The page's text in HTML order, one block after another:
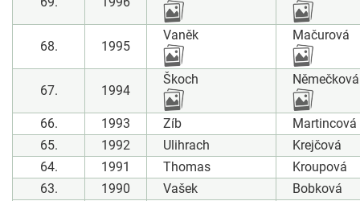
68. 1995
Vaněk Mačurová
67. 1994
Škoch Němečková
66. 1993 Zíb
Martincová
65.
1992 Ulihrach
Krejčová
64.
1991 Thomas
Kroupová
63.
1990 Vašek
Bobková